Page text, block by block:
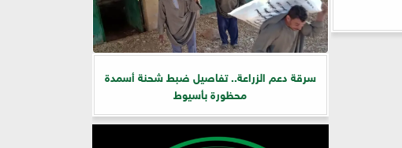
سرقة دعم الزراعة.. تفاصيل ضبط شحنة أسمدة
محظورة بأسيوط